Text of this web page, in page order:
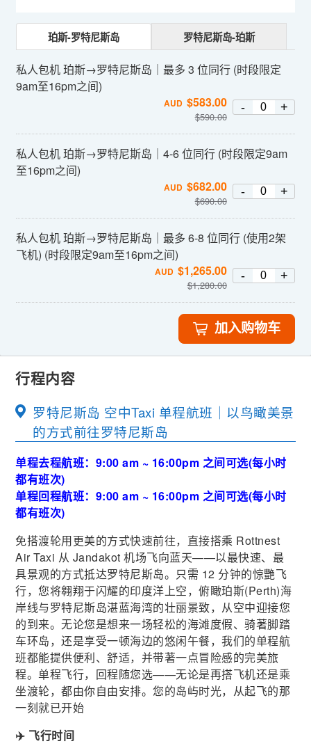
珀斯-罗特尼斯岛 罗特尼斯岛-珀斯
私人包机 珀斯→罗特尼斯岛｜最多 3 位同行 (时段限定
9am至16pm之间)
AUD $583.00
$590.00
- +
私人包机 珀斯→罗特尼斯岛｜4-6 位同行 (时段限定9am
至16pm之间)
AUD $682.00
$690.00
- +
私人包机 珀斯→罗特尼斯岛｜最多 6-8 位同行 (使用2架
飞机) (时段限定9am至16pm之间)
AUD $1,265.00
$1,280.00
- +
加入购物车
行程内容
罗特尼斯岛 空中Taxi 单程航班｜以鸟瞰美景
的方式前往罗特尼斯岛
单程去程航班：9:00 am ~ 16:00pm 之间可选(每小时
都有班次)
单程回程航班：9:00 am ~ 16:00pm 之间可选(每小时
都有班次)
免搭渡轮用更美的方式快速前往，直接搭乘 Rottnest
Air Taxi 从 Jandakot 机场飞向蓝天——以最快速、最
具景观的方式抵达罗特尼斯岛。只需 12 分钟的惊艷飞
行，您将翱翔于闪耀的印度洋上空，俯瞰珀斯(Perth)海
岸线与罗特尼斯岛湛蓝海湾的壮丽景致，从空中迎接您
的到来。无论您是想来一场轻松的海滩度假、骑著脚踏
车环岛，还是享受一顿海边的悠闲午餐，我们的单程航
班都能提供便利、舒适，并带著一点冒险感的完美旅
程。单程飞行，回程随您选——无论是再搭飞机还是乘
坐渡轮，都由你自由安排。您的岛屿时光，从起飞的那
一刻就已开始
✈️ 飞行时间